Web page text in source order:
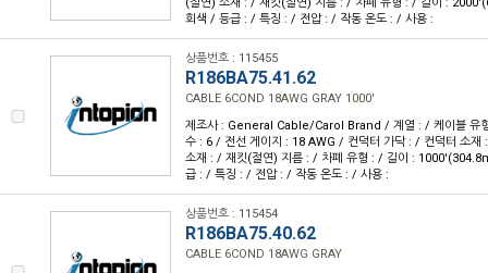
회색 / 등급 : / 특징 : / 전압 : / 작동 온도 : / 사용 :
상품번호 : 115455
R186BA75.41.62
CABLE 6COND 18AWG GRAY 1000'
제조사 : General Cable/Carol Brand / 계열 : / 케이블 유
수 : 6 / 전선 게이지 : 18 AWG / 컨덕터 가닥 : / 컨덕터 소재
소재 : / 재킷(절연) 지름 : / 차폐 유형 : / 길이 :
급 : / 특징 : / 전압 : / 작동 온도 : / 사용 :
상품번호 : 115454
R186BA75.40.62
CABLE 6COND 18AWG GRAY